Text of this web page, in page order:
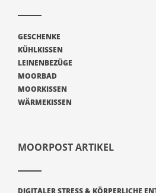
GESCHENKE
KÜHLKISSEN
LEINENBEZÜGE
MOORBAD
MOORKISSEN
WÄRMEKISSEN
MOORPOST ARTIKEL
DIGITALER STRESS & KÖRPERLICHE